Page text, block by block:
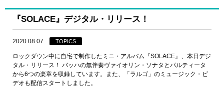
『SOLACE』デジタル・リリース！
2020.08.07 TOPICS
ロックダウン中に自宅で制作したミニ・アルバム『SOLACE』、本日デジ
タル・リリース！ バッハの無伴奏ヴァイオリン・ソナタとパルティータ
から6つの楽章を収録しています。また、「ラルゴ」のミュージック・ビ
デオも配信スタートしました。